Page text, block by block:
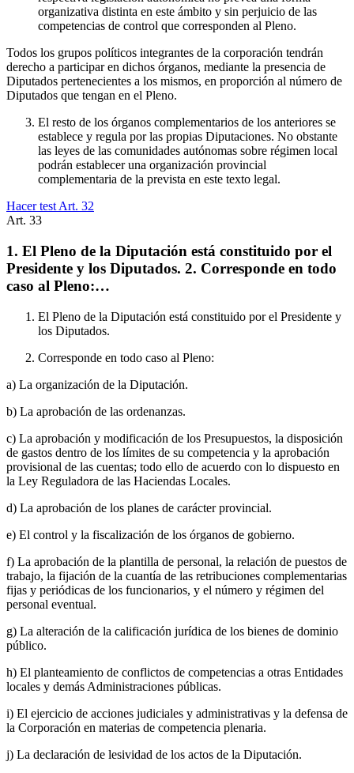
organizativa distinta en este ámbito y sin perjuicio de las
competencias de control que corresponden al Pleno.
Todos los grupos políticos integrantes de la corporación tendrán
derecho a participar en dichos órganos, mediante la presencia de
Diputados pertenecientes a los mismos, en proporción al número de
Diputados que tengan en el Pleno.
El resto de los órganos complementarios de los anteriores se
establece y regula por las propias Diputaciones. No obstante
las leyes de las comunidades autónomas sobre régimen local
podrán establecer una organización provincial
complementaria de la prevista en este texto legal.
Hacer test Art. 32
Art. 33
1. El Pleno de la Diputación está constituido por el
Presidente y los Diputados. 2. Corresponde en todo
caso al Pleno:…
El Pleno de la Diputación está constituido por el Presidente y
los Diputados.
Corresponde en todo caso al Pleno:
a) La organización de la Diputación.
b) La aprobación de las ordenanzas.
c) La aprobación y modificación de los Presupuestos, la disposición
de gastos dentro de los límites de su competencia y la aprobación
provisional de las cuentas; todo ello de acuerdo con lo dispuesto en
la Ley Reguladora de las Haciendas Locales.
d) La aprobación de los planes de carácter provincial.
e) El control y la fiscalización de los órganos de gobierno.
f) La aprobación de la plantilla de personal, la relación de puestos de
trabajo, la fijación de la cuantía de las retribuciones complementarias
fijas y periódicas de los funcionarios, y el número y régimen del
personal eventual.
g) La alteración de la calificación jurídica de los bienes de dominio
público.
h) El planteamiento de conflictos de competencias a otras Entidades
locales y demás Administraciones públicas.
i) El ejercicio de acciones judiciales y administrativas y la defensa de
la Corporación en materias de competencia plenaria.
j) La declaración de lesividad de los actos de la Diputación.